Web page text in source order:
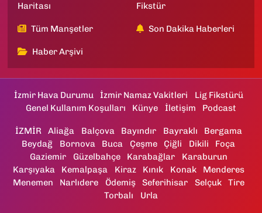
Haritası
Fikstür
Tüm Manşetler Son Dakika Haberleri
Haber Arşivi
İzmir Hava Durumu İzmir Namaz Vakitleri
Lig Fikstürü
Genel Kullanım Koşulları
Künye İletişim Podcast
İZMİR Aliağa Balçova Bayındır Bayraklı
Bergama
Beydağ
Bornova Buca Çeşme Çiğli Dikili
Foça
Gaziemir
Güzelbahçe Karabağlar
Karaburun
Karşıyaka
Kemalpaşa Kiraz Kınık Konak
Menderes
Menemen
Narlıdere Ödemiş Seferihisar Selçuk
Tire
Torbalı
Urla